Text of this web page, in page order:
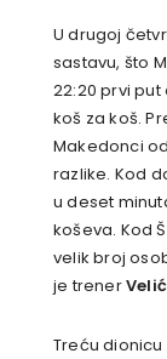
U drugoj
sastavu, što
22:20 prvi
koš za koš.
Makedonci
razlike. Kod
u deset
koševa. Kod
velik broj
je trenerVelić
Treću